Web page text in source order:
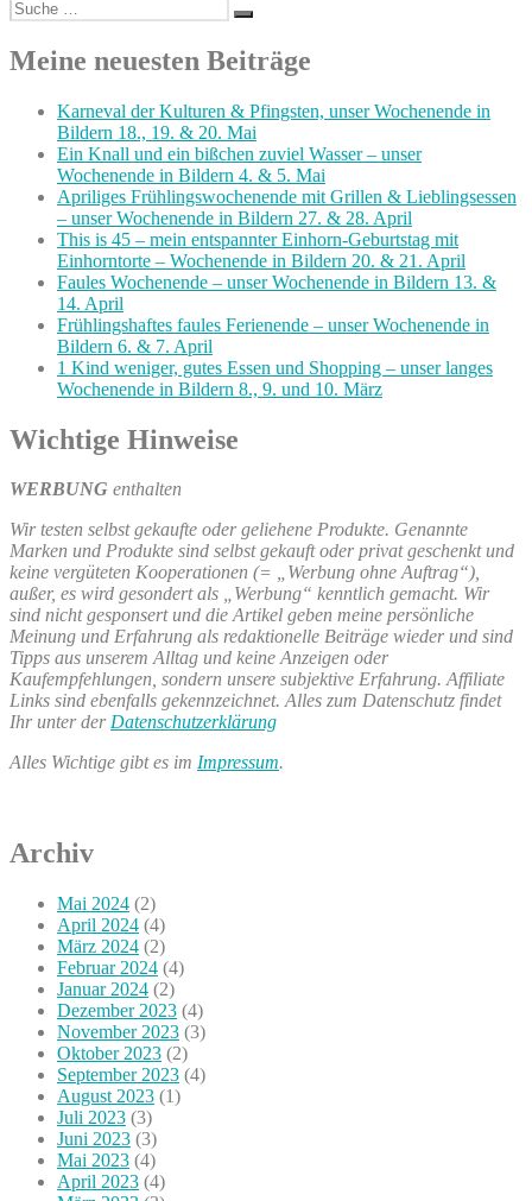
Suche
nach:
Suchen
Meine neuesten Beiträge
Karneval der Kulturen & Pfingsten, unser Wochenende in
Bildern 18., 19. & 20. Mai
Ein Knall und ein bißchen zuviel Wasser – unser
Wochenende in Bildern 4. & 5. Mai
Apriliges Frühlingswochenende mit Grillen & Lieblingsessen
– unser Wochenende in Bildern 27. & 28. April
This is 45 – mein entspannter Einhorn-Geburtstag mit
Einhorntorte – Wochenende in Bildern 20. & 21. April
Faules Wochenende – unser Wochenende in Bildern 13. &
14. April
Frühlingshaftes faules Ferienende – unser Wochenende in
Bildern 6. & 7. April
1 Kind weniger, gutes Essen und Shopping – unser langes
Wochenende in Bildern 8., 9. und 10. März
Wichtige Hinweise
WERBUNG enthalten
Wir testen selbst gekaufte oder geliehene Produkte. Genannte
Marken und Produkte sind selbst gekauft oder privat geschenkt und
keine vergüteten Kooperationen (= „Werbung ohne Auftrag“),
außer, es wird gesondert als „Werbung“ kenntlich gemacht. Wir
sind nicht gesponsert und die Artikel geben meine persönliche
Meinung und Erfahrung als redaktionelle Beiträge wieder und sind
Tipps aus unserem Alltag und keine Anzeigen oder
Kaufempfehlungen, sondern unsere subjektive Erfahrung. Affiliate
Links sind ebenfalls gekennzeichnet. Alles zum Datenschutz findet
Ihr unter derDatenschutzerklärung
Alles Wichtige gibt es im Impressum.
Archiv
Mai 2024 (2)
April 2024 (4)
März 2024 (2)
Februar 2024 (4)
Januar 2024 (2)
Dezember 2023 (4)
November 2023 (3)
Oktober 2023 (2)
September 2023 (4)
August 2023 (1)
Juli 2023 (3)
Juni 2023 (3)
Mai 2023 (4)
April 2023 (4)